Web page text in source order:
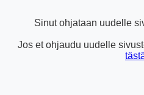
Sinut ohjataan uudelle
Jos et ohjaudu uudelle